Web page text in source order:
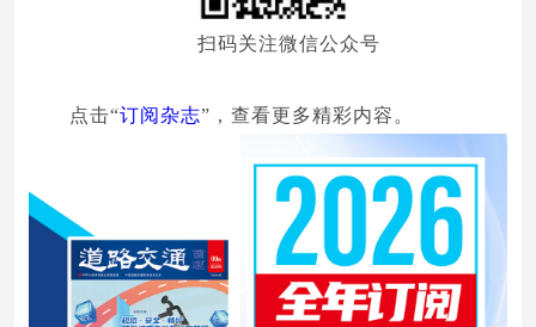
扫码关注微信公众号
点击“订阅杂志”，查看更多精彩内容。